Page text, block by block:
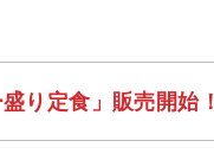
り定食」販売開始！